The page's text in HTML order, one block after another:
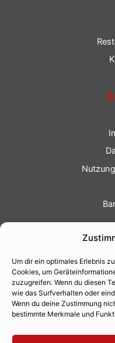
Um dir ein optimales Erlebnis
Cookies, um
zuzugreifen. Wenn du diesen
wie das Surfverhalten oder
Wenn du deine Zustimmung
bestimmte Merkmale und